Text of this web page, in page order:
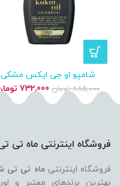
شامپو او جی ایکس مشکی
کوکویی اویل 885,000 تومان قیمت
اصلی
732,000
فروشگاه اینترنتی ماه تی
فروشگاه اینترنتیماه تی تی
بهترین برندهای معتبر و